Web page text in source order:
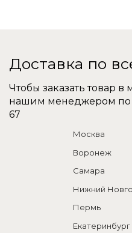
Доставка по
Чтобы заказать товар в
нашим менеджером по
67
Москва
Воронеж
Самара
Нижний
Пермь
Екатеринбург